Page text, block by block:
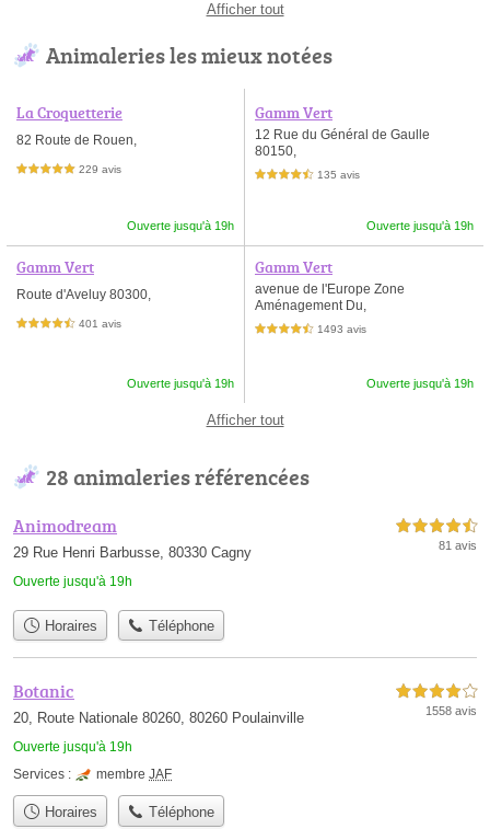
Afficher tout
Animaleries les mieux notées
La Croquetterie
82 Route de Rouen,
5,0 étoiles sur 5 229 avis
Ouverte jusqu'à 19h
Gamm Vert
12 Rue du Général de Gaulle
80150,
4,5 étoiles sur 5 135 avis
Ouverte jusqu'à 19h
Gamm Vert
Route d'Aveluy 80300,
4,5 étoiles sur 5 401 avis
Ouverte jusqu'à 19h
Gamm Vert
avenue de l'Europe Zone
Aménagement Du,
4,5 étoiles sur 5 1493 avis
Ouverte jusqu'à 19h
Afficher tout
28 animaleries référencées
Animodream
29 Rue Henri Barbusse, 80330 Cagny
Ouverte jusqu'à 19h
4,5 étoiles sur 5
81 avis
Horaires Téléphone
Botanic
20, Route Nationale 80260, 80260 Poulainville
Ouverte jusqu'à 19h
4,0 étoiles sur 5
1558 avis
Services : membre JAF
Horaires Téléphone